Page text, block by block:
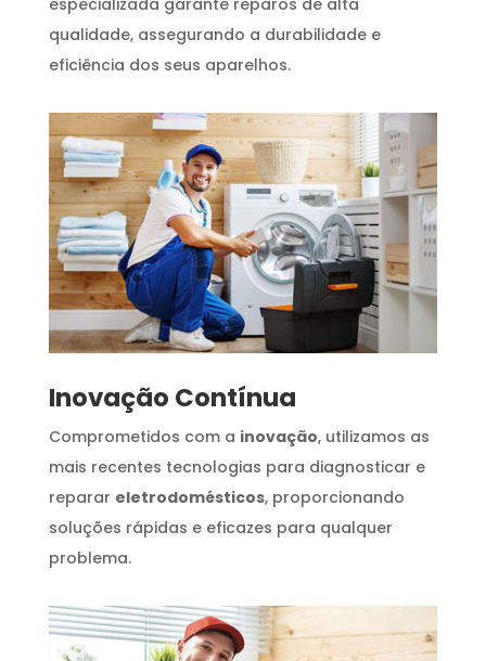
especializada garante reparos de alta
qualidade, assegurando a durabilidade e
eficiência dos seus aparelhos.
Inovação Contínua
Comprometidos com a inovação, utilizamos as
mais recentes tecnologias para diagnosticar e
reparar eletrodomésticos, proporcionando
soluções rápidas e eficazes para qualquer
problema.